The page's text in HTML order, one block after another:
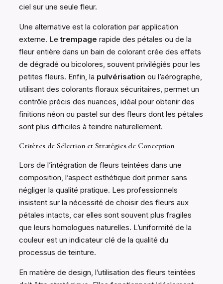
ciel sur une seule fleur.
Une alternative est la coloration par application
externe. Letrempage rapide des pétales ou de la
fleur entière dans un bain de colorant crée des effets
de dégradé ou bicolores, souvent privilégiés pour les
petites fleurs. Enfin, la pulvérisation ou l’aérographe,
utilisant des colorants floraux sécuritaires, permet un
contrôle précis des nuances, idéal pour obtenir des
finitions néon ou pastel sur des fleurs dont les pétales
sont plus difficiles à teindre naturellement.
Critères de Sélection et Stratégies de Conception
Lors de l’intégration de fleurs teintées dans une
composition, l’aspect esthétique doit primer sans
négliger la qualité pratique. Les professionnels
insistent sur la nécessité de choisir des fleurs aux
pétales intacts, car elles sont souvent plus fragiles
que leurs homologues naturelles. L’uniformité de la
couleur est un indicateur clé de la qualité du
processus de teinture.
En matière de design, l’utilisation des fleurs teintées